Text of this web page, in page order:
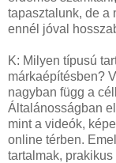
tapasztalunk, de a
ennél jóval
K: Milyen típusú
márkaépítésben?
nagyban függ a
Általánosságban
mint a videók,
online térben.
tartalmak,